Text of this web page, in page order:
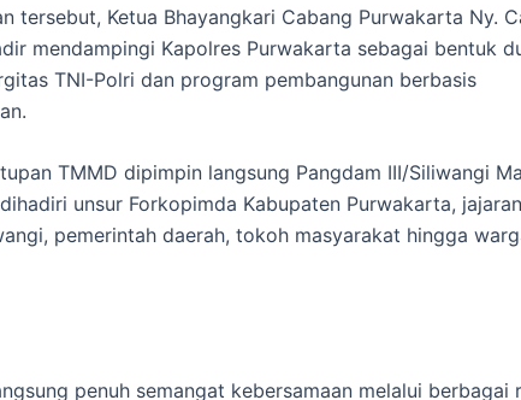
tersebut, Ketua Bhayangkari Cabang Purwakarta Ny.
mendampingi Kapolres Purwakarta sebagai bentuk
TNI-Polri dan program pembangunan berbasis
TMMD dipimpin langsung Pangdam III/Siliwangi
unsur Forkopimda Kabupaten Purwakarta,
pemerintah daerah, tokoh masyarakat hingga
penuh semangat kebersamaan melalui berbagai